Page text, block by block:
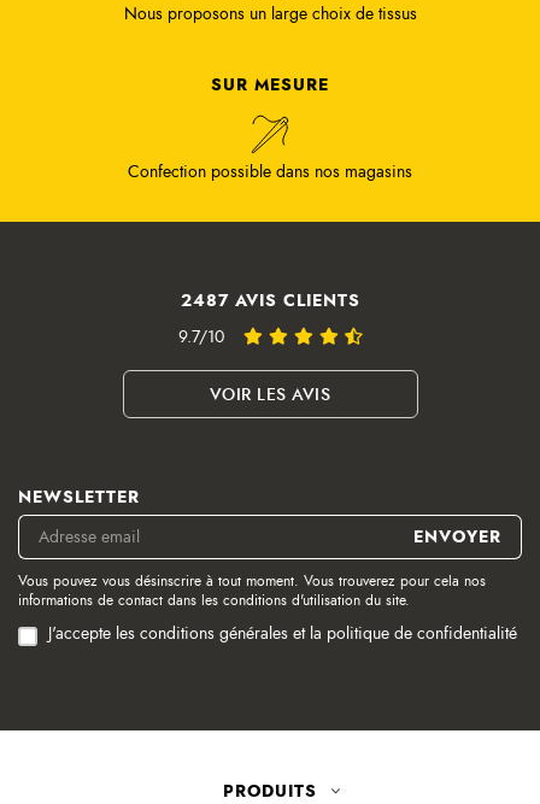
Nous proposons un large choix de tissus
SUR MESURE
Confection possible dans nos magasins
2487 AVIS CLIENTS
9.7/10
VOIR LES AVIS
NEWSLETTER
Vous pouvez vous désinscrire à tout moment. Vous trouverez pour cela nos
informations de contact dans les conditions d'utilisation du site.
J'accepte les conditions générales et la politique de confidentialité
PRODUITS